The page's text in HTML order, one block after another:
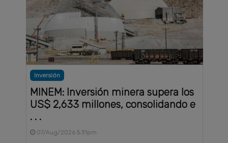
Inversión
MINEM: Inversión minera supera los
US$ 2,633 millones, consolidando e
. . .
07/Aug/2026 5:31pm